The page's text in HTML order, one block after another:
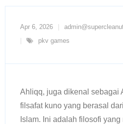
Apr 6, 2026
pkv games
Ahliqq, juga dikenal sebagai
filsafat kuno yang berasal
Islam. Ini adalah filosofi